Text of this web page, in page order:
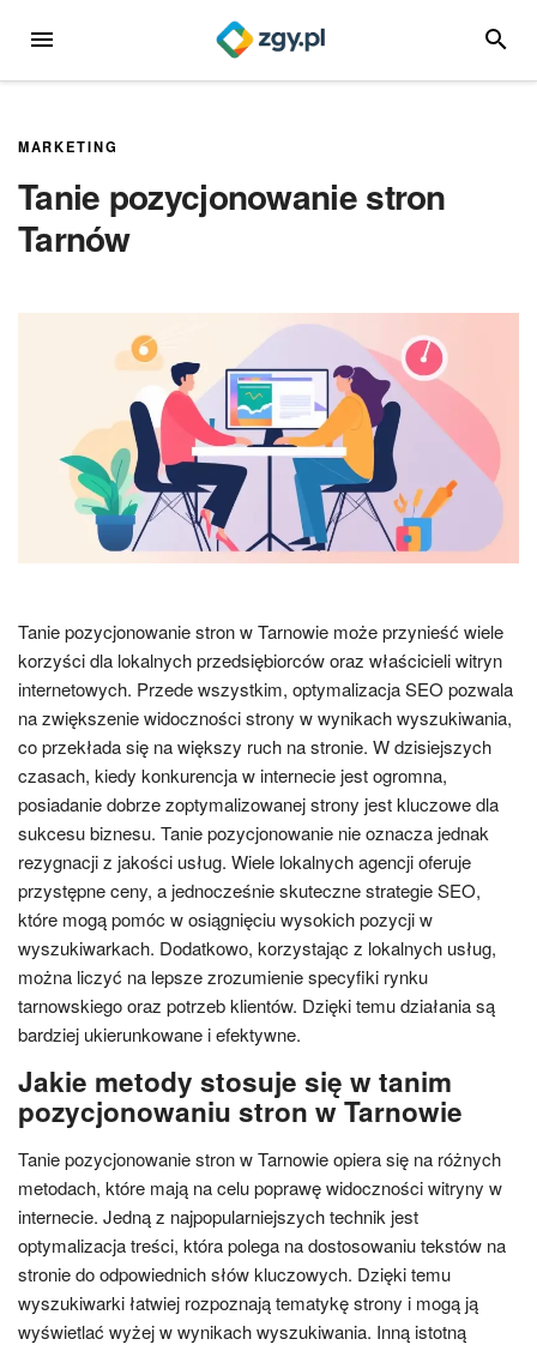
MENU
MARKETING
Tanie pozycjonowanie stron
Tarnów
Tanie pozycjonowanie stron w Tarnowie może przynieść wiele
korzyści dla lokalnych przedsiębiorców oraz właścicieli witryn
internetowych. Przede wszystkim, optymalizacja SEO pozwala
na zwiększenie widoczności strony w wynikach wyszukiwania,
co przekłada się na większy ruch na stronie. W dzisiejszych
czasach, kiedy konkurencja w internecie jest ogromna,
posiadanie dobrze zoptymalizowanej strony jest kluczowe dla
sukcesu biznesu. Tanie pozycjonowanie nie oznacza jednak
rezygnacji z jakości usług. Wiele lokalnych agencji oferuje
przystępne ceny, a jednocześnie skuteczne strategie SEO,
które mogą pomóc w osiągnięciu wysokich pozycji w
wyszukiwarkach. Dodatkowo, korzystając z lokalnych usług,
można liczyć na lepsze zrozumienie specyfiki rynku
tarnowskiego oraz potrzeb klientów. Dzięki temu działania są
bardziej ukierunkowane i efektywne.
Jakie metody stosuje się w tanim
pozycjonowaniu stron w Tarnowie
Tanie pozycjonowanie stron w Tarnowie opiera się na różnych
metodach, które mają na celu poprawę widoczności witryny w
internecie. Jedną z najpopularniejszych technik jest
optymalizacja treści, która polega na dostosowaniu tekstów na
stronie do odpowiednich słów kluczowych. Dzięki temu
wyszukiwarki łatwiej rozpoznają tematykę strony i mogą ją
wyświetlać wyżej w wynikach wyszukiwania. Inną istotną